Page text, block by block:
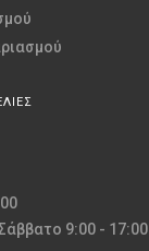
9:00 - 17:00